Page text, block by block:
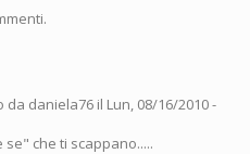
da daniela76 il Lun, 08/16/2010 -
che ti scappano.....